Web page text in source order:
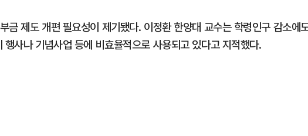
금 제도 개편 필요성이 제기됐다. 이정환 한양대 교수는 학령인구 감소에
사나 기념사업 등에 비효율적으로 사용되고 있다고 지적했다.